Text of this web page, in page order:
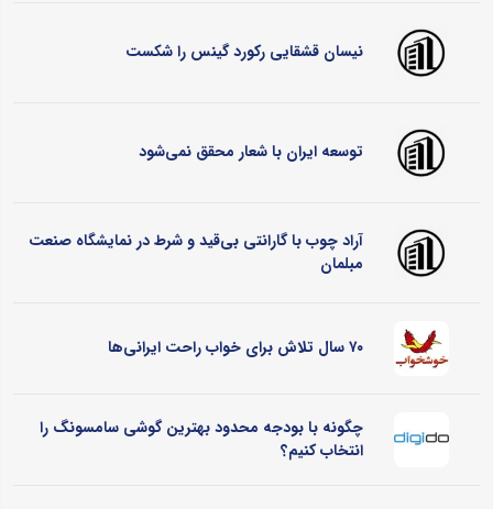
نیسان قشقایی رکورد گینس را شکست
توسعه ایران با شعار محقق نمی‌شود
آراد چوب با گارانتی بی‌قید و شرط در نمایشگاه صنعت
مبلمان
۷۰ سال تلاش برای خواب راحت ایرانی‌ها
چگونه با بودجه محدود بهترین گوشی سامسونگ را
انتخاب کنیم؟